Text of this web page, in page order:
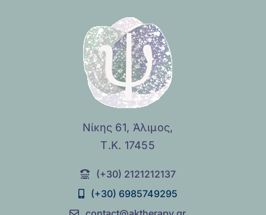
Νίκης 61, Άλιμος,
Τ.Κ. 17455
(+30) 2121212137
(+30) 6985749295